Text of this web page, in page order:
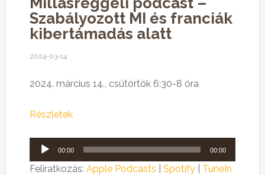
Szabályozott MI és franciák
kibertámadás alatt
2024-03-14
2024. március 14., csütörtök 6:30-8 óra
Részletek
Audió
lejátszó
00:00 00:00
Feliratkozás: Apple Podcasts Spotify| TuneIn